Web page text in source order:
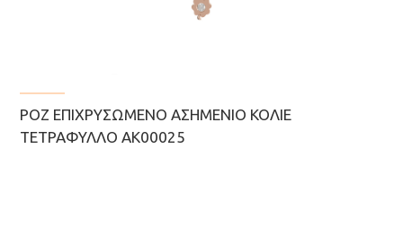
ΡΟΖ ΕΠΙΧΡΥΣΩΜΈΝΟ ΑΣΗΜΈΝΙΟ ΚΟΛΙΈ
ΤΕΤΡΆΦΥΛΛΟ ΑΚ00025